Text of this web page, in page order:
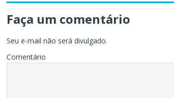
Faça um comentário
Seu e-mail não será divulgado.
Comentário